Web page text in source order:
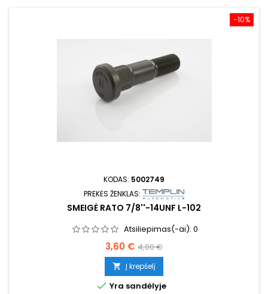
−10%
KODAS: 5002749
PREKĖS ŽENKLAS:
SMEIGĖ RATO 7/8''-14UNF L-102
Atsiliepimas(-ai): 0
Kaina
3,60 € Bazinė
kaina
4,00 €
 Į krepšelį
 Yra sandėlyje